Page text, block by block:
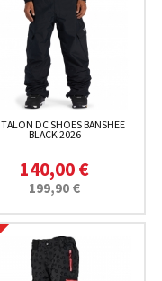
DC SHOES BANSHEE
BLACK 2026
140,00 €
199,90 €